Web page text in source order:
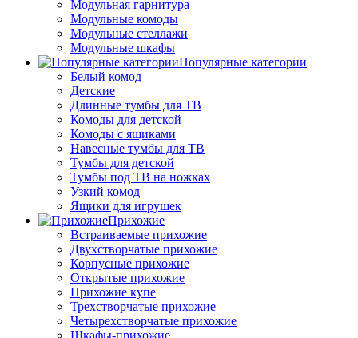
Модульная гарнитура
Модульные комоды
Модульные стеллажи
Модульные шкафы
Популярные категории
Белый комод
Детские
Длинные тумбы для ТВ
Комоды для детской
Комоды с ящиками
Навесные тумбы для ТВ
Тумбы для детской
Тумбы под ТВ на ножках
Узкий комод
Ящики для игрушек
Прихожие
Встраиваемые прихожие
Двухстворчатые прихожие
Корпусные прихожие
Открытые прихожие
Прихожие купе
Трехстворчатые прихожие
Четырехстворчатые прихожие
Шкафы-прихожие